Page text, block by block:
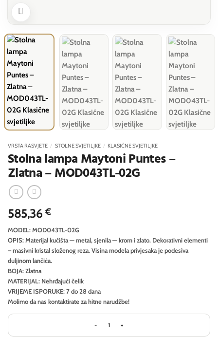
VRSTA RASVJETE / STOLNE SVJETILJKE / KLASIČNE SVJETILJKE
Stolna lampa Maytoni Puntes –
Zlatna – MOD043TL-02G
585,36€
MODEL: MOD043TL-02G
OPIS: Materijal kućišta — metal, sjenila — krom i zlato. Dekorativni elementi
– masivni kristal složenog reza. Visina modela privjesaka je podesiva
duljinom lančića.
BOJA: Zlatna
MATERIJAL: Nehrđajući čelik
VRIJEME ISPORUKE: 7 do 28 dana
Molimo da nas kontaktirate za hitne narudžbe!
Stolna lampa Maytoni Puntes -